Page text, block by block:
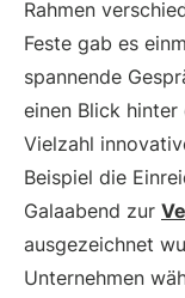
Rahmen
Feste gab es
spannende
einen Blick hinter
Vielzahl
Beispiel die
Galaabend zur
ausgezeichnet
Unternehmen